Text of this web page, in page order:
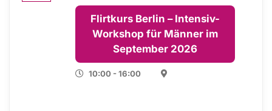
Flirtkurs Berlin – Intensiv-
Workshop für Männer im
September 2026
10:00 - 16:00